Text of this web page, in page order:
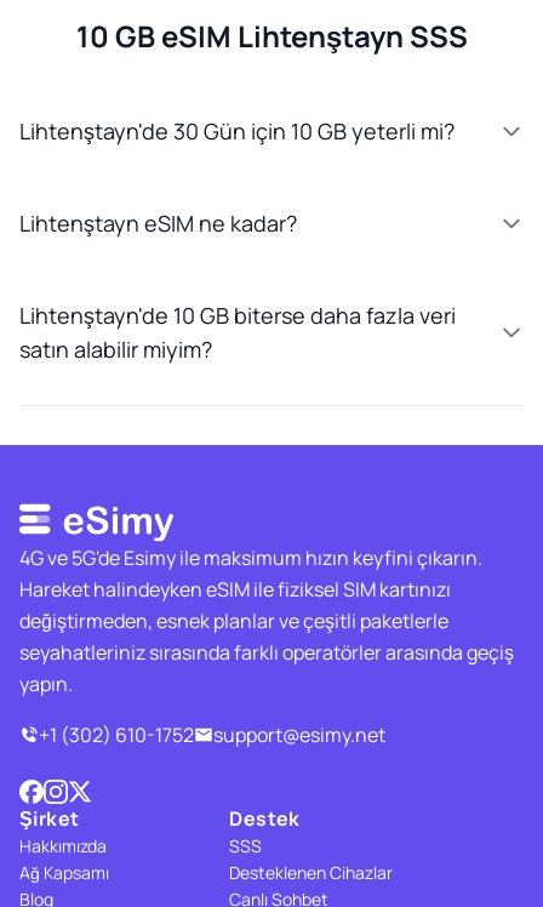
10 GB eSIM Lihtenştayn SSS
Lihtenştayn'de 30 Gün için 10 GB yeterli mi?
Lihtenştayn eSIM ne kadar?
Lihtenştayn'de 10 GB biterse daha fazla veri
satın alabilir miyim?
4G ve 5G'de Esimy ile maksimum hızın keyfini çıkarın.
Hareket halindeyken eSIM ile fiziksel SIM kartınızı
değiştirmeden, esnek planlar ve çeşitli paketlerle
seyahatleriniz sırasında farklı operatörler arasında geçiş
yapın.
+1 (302) 610-1752
support@esimy.net
Şirket
Hakkımızda
Ağ Kapsamı
Blog
Destek
SSS
Desteklenen Cihazlar
Canlı Sohbet